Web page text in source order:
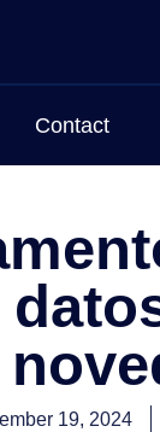
Contact
19, 2024